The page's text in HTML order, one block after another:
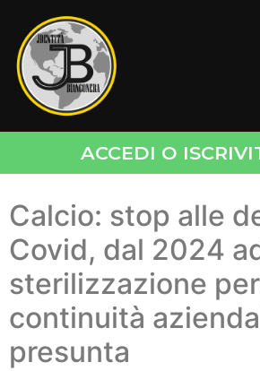
ACCEDI O
Calcio: stop alle
Covid, dal 2024
sterilizzazione
continuità
presunta